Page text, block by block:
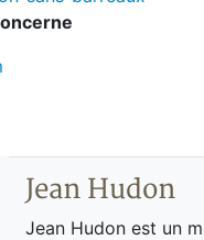
Jean Hudon
Jean Hudon est un